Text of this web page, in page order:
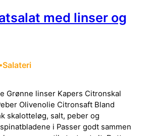
med linser og
•Salateri
Grønne linser Kapers Citronskal
Olivenolie Citronsaft Bland
skalotteløg, salt, peber og
i Passer godt sammen